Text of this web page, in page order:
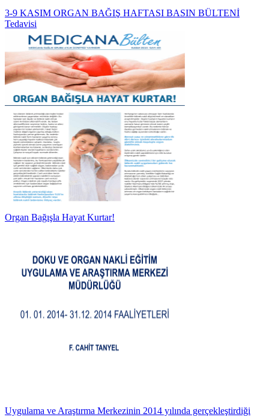
3-9 KASIM ORGAN BAĞIŞ HAFTASI BASIN BÜLTENİ
Tedavisi
Organ Bağışla Hayat Kurtar!
Uygulama ve Araştırma Merkezinin 2014 yılında gerçekleştirdiği